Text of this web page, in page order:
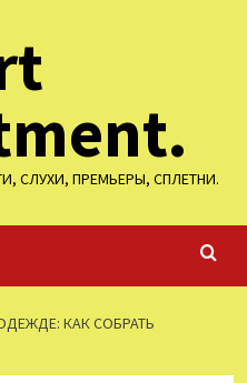
СЛУХИ, ПРЕМЬЕРЫ, СПЛЕТНИ.
КАК СОБРАТЬ